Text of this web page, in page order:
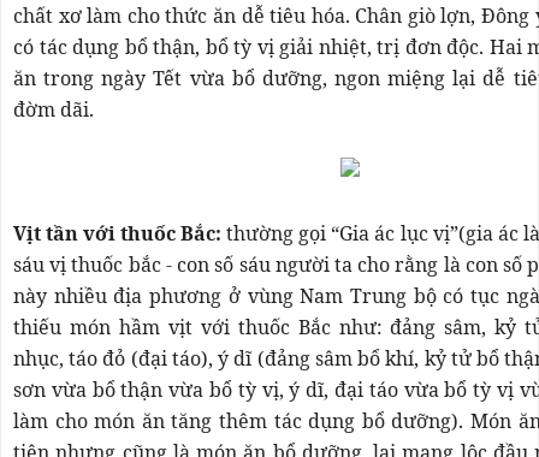
chất xơ làm cho thức ăn dễ tiêu hóa. Chân giò lợn, Đông
có tác dụng bổ thận, bổ tỳ vị giải nhiệt, trị đơn độc. Hai
ăn trong ngày Tết vừa bổ dưỡng, ngon miệng lại dễ
đờm dãi.
Vịt tần với thuốc Bắc: thường gọi “Gia ác lục vị”(gia ác
sáu vị thuốc bắc - con số sáu người ta cho rằng là con số
này nhiều địa phương ở vùng Nam Trung bộ có tục
thiếu món hầm vịt với thuốc Bắc như: đảng sâm, kỷ
nhục, táo đỏ (đại táo), ý dĩ (đảng sâm bổ khí, kỷ tử bổ
sơn vừa bổ thận vừa bổ tỳ vị, ý dĩ, đại táo vừa bổ tỳ vị
làm cho món ăn tăng thêm tác dụng bổ dưỡng). Món